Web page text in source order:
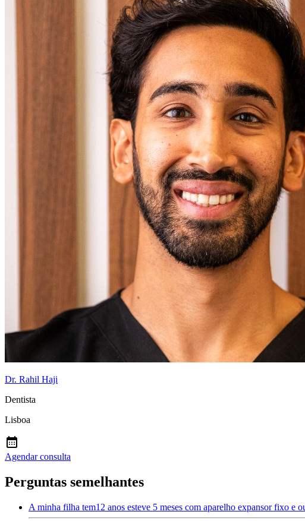
Dr. Rahil Haji
Dentista
Lisboa
Agendar consulta
Perguntas semelhantes
A minha filha tem12 anos esteve 5 meses com aparelho expansor fixo e